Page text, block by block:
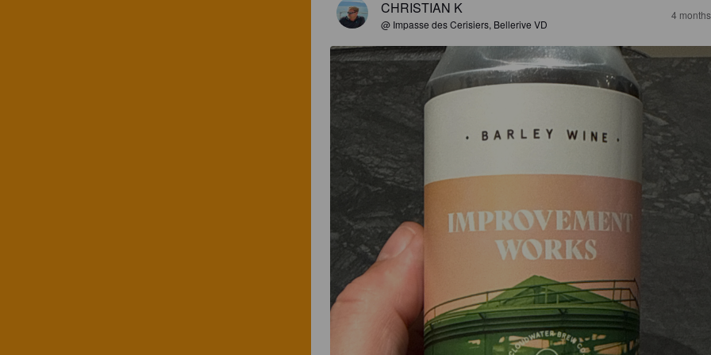
CHRISTIAN K
@ Impasse des Cerisiers, Bellerive VD
4